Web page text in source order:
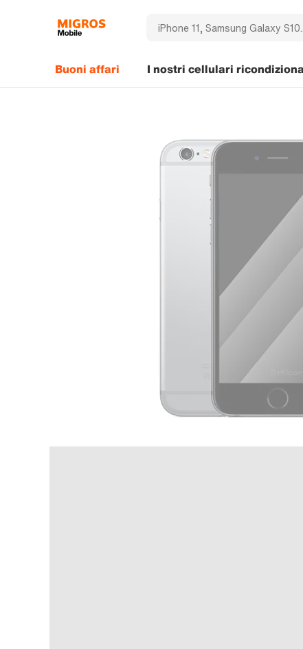
Buoni affari I nostri cellulari